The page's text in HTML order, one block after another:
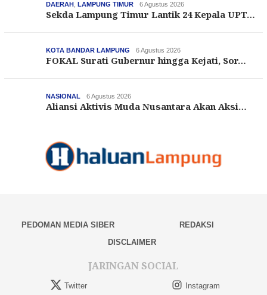
DAERAH LAMPUNG TIMUR 6 Agustus 2026
Sekda Lampung Timur Lantik 24 Kepala UPT…
KOTA BANDAR LAMPUNG 6 Agustus 2026
FOKAL Surati Gubernur hingga Kejati, Sor…
NASIONAL 6 Agustus 2026
Aliansi Aktivis Muda Nusantara Akan Aksi…
PEDOMAN MEDIA SIBER
REDAKSI
DISCLAIMER
JARINGAN SOCIAL
Twitter Instagram